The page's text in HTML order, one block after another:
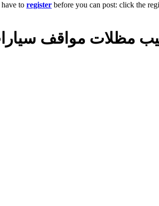
to register before you can post: click the
مظلات مواقف